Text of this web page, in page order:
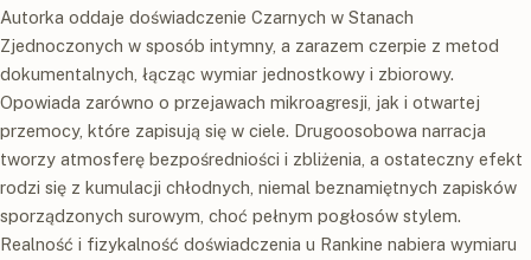
Autorka oddaje doświadczenie Czarnych w Stanach
Zjednoczonych w sposób intymny, a zarazem czerpie z metod
dokumentalnych, łącząc wymiar jednostkowy i zbiorowy.
Opowiada zarówno o przejawach mikroagresji, jak i otwartej
przemocy, które zapisują się w ciele. Drugoosobowa narracja
tworzy atmosferę bezpośredniości i zbliżenia, a ostateczny efekt
rodzi się z kumulacji chłodnych, niemal beznamiętnych zapisków
sporządzonych surowym, choć pełnym pogłosów stylem.
Realność i fizykalność doświadczenia u Rankine nabiera wymiaru